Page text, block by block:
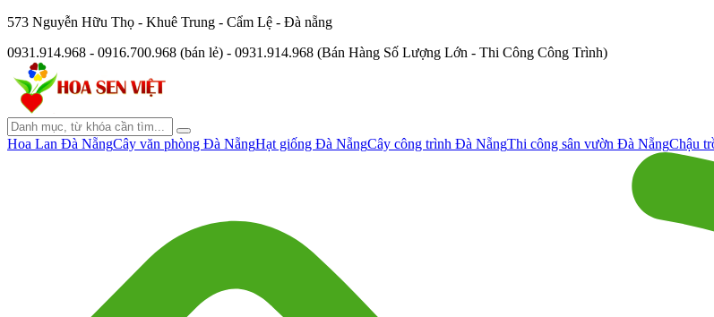
573 Nguyễn Hữu Thọ - Khuê Trung - Cẩm Lệ - Đà nẵng
0931.914.968 - 0916.700.968 (bán lẻ) - 0931.914.968 (Bán Hàng Số Lượng Lớn - Thi Công Công Trình)
Hoa Lan Đà NẵngCây văn phòng Đà NẵngHạt giống Đà NẵngCây công trình Đà NẵngThi công sân vườn Đà NẵngChậu